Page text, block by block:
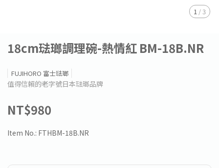
1 /3
18cm琺瑯調理碗-熱情紅 BM-18B.NR
FUJIHORO 富士琺瑯
值得信賴的老字號日本琺瑯品牌
NT$980
Item No.: FTHBM-18B.NR